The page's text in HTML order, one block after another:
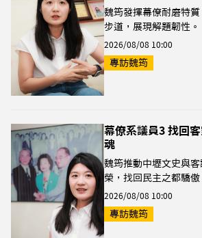
魏筠發揮幕僚耐磨特
步道，展現解題韌性。
2026/08/08 10:00
專訪魏筠
幕僚系議員3 找回
魂
魏筠推動中壢文史與
榮，找回民主之都驕傲
2026/08/08 10:00
專訪魏筠